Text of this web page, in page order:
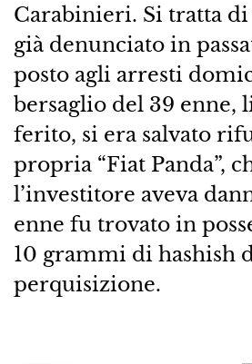
Carabinieri. Si tratta
già denunciato in
posto agli arresti
bersaglio del 39 enne,
ferito, si era salvato
propria “Fiat Panda”,
l’investitore aveva
enne fu trovato in
10 grammi di hashish
perquisizione.